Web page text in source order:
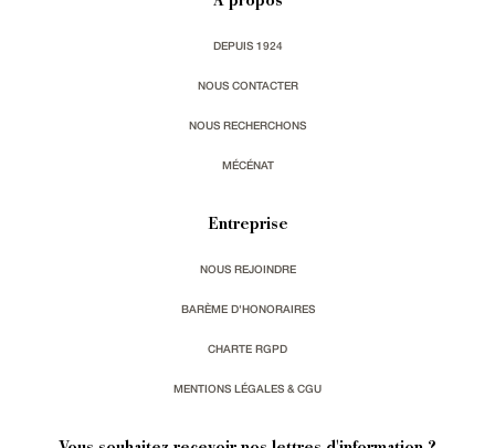
DEPUIS 1924
NOUS CONTACTER
NOUS RECHERCHONS
MÉCÉNAT
Entreprise
NOUS REJOINDRE
BARÈME D'HONORAIRES
CHARTE RGPD
MENTIONS LÉGALES & CGU